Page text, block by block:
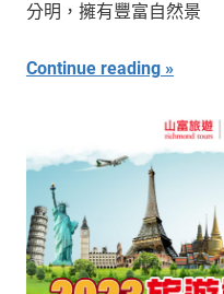
分明，擁有豐富自然景
Continue reading